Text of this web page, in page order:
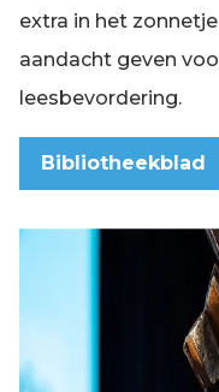
extra in het
aandacht geven
leesbevordering.
Bibliotheekblad